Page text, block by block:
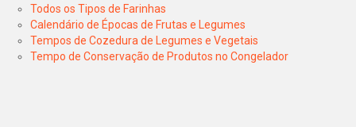
Todos os Tipos de Farinhas
Calendário de Épocas de Frutas e Legumes
Tempos de Cozedura de Legumes e Vegetais
Tempo de Conservação de Produtos no Congelador